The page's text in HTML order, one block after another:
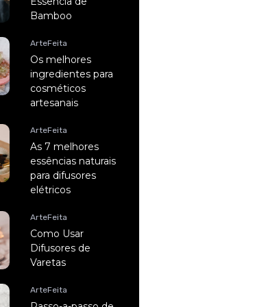
Bamboo
ArteFeita
Os melhores
ingredientes para
cosméticos
artesanais
ArteFeita
As 7 melhores
essências naturais
para difusores
elétricos
ArteFeita
Como Usar
Difusores de
Varetas
ArteFeita